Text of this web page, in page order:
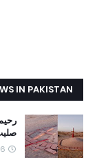
IN PAKISTAN